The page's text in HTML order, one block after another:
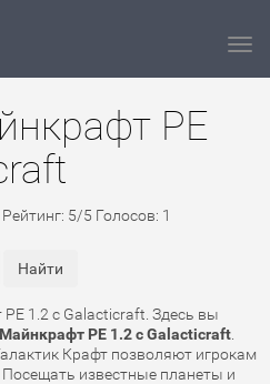
PE
Рейтинг: 5/5 Голосов: 1
1.2 с Galacticraft. Здесь вы
PE 1.2 с Galacticraft
Крафт позволяют игрокам
известные планеты и